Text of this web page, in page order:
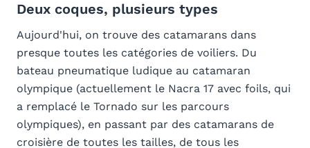
Deux coques, plusieurs types
Aujourd'hui, on trouve des catamarans dans
presque toutes les catégories de voiliers. Du
bateau pneumatique ludique au catamaran
olympique (actuellement le Nacra 17 avec foils, qui
a remplacé le Tornado sur les parcours
olympiques), en passant par des catamarans de
croisière de toutes les tailles, de tous les